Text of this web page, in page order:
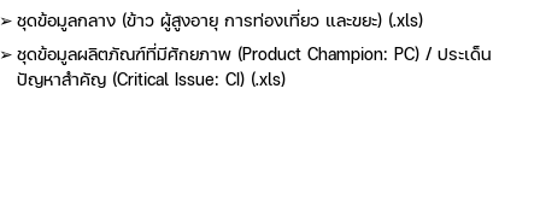
ชุดข้อมูลกลาง (ข้าว ผู้สูงอายุ การท่องเที่ยว และขยะ) (.xls)
ชุดข้อมูลผลิตภัณฑ์ที่มีศักยภาพ (Product Champion: PC) / ประเด็น
ปัญหาสำคัญ (Critical Issue: CI) (.xls)